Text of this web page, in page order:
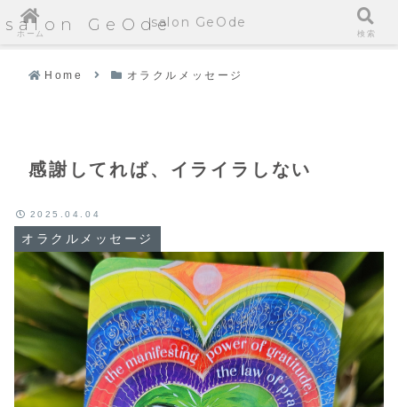
salon GeOde
Home オラクルメッセージ
感謝してれば、イライラしない
オラクルメッセージ
2025.04.04
ホーム
salon GeOde
検索